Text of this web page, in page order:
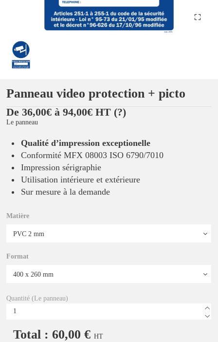
Panneau video protection + picto
De 36,00€ à 94,00€ HT (?)
Le panneau
Qualité d’impression exceptionelle
Conformité MFX 08003 ISO 6790/7010
Impression sérigraphie
Utilisation intérieure et extérieure
Sur mesure à la demande
Matière
Format
Quantité (Le panneau)
Total : 60,00 € HT